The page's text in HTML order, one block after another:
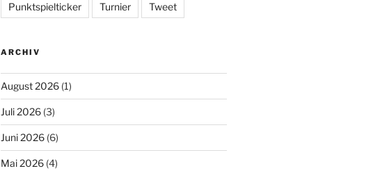
Punktspielticker Turnier Tweet
ARCHIV
August 2026(1)
Juli 2026(3)
Juni 2026(6)
Mai 2026(4)